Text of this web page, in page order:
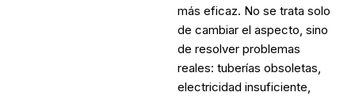
más eficaz. No se trata solo
de cambiar el aspecto, sino
de resolver problemas
reales: tuberías obsoletas,
electricidad insuficiente,